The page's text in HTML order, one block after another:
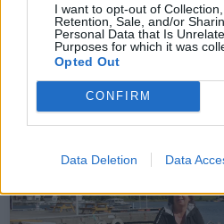
I want to opt-out of Collection,
Retention, Sale, and/or
Personal Data that Is
Purposes for which it was
Opted Out
CONFIRM
Data Deletion Data
– Jeg liker folk som har det
fornøyd